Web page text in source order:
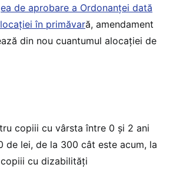
de aprobare a Ordonanței dată
în primăvară, amendament
din nou cuantumul alocației de
copiii cu vârsta între 0 şi 2 ani
de lei, de la 300 cât este acum, la
cu dizabilităţi